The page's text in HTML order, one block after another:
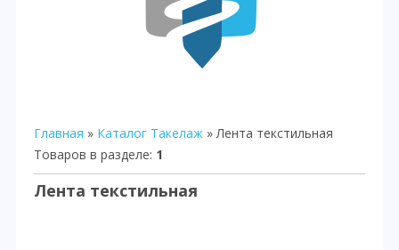
Главная » Каталог Такелаж » Лента текстильная
Товаров в разделе: 1
Лента текстильная